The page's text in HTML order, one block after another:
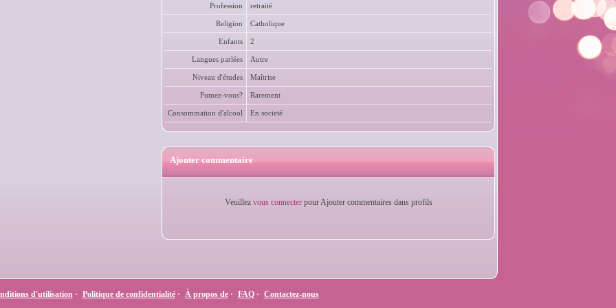
Profession retraité
Religion Catholique
Enfants 2
Langues parlées Autre
Niveau d'études Maîtrise
Fumez-vous? Rarement
Consommation d'alcool En societé
Ajouter commentaire
Veuillez vous connecterpour Ajouter commentaires dans profils
d'utilisation· Politique de confidentialité· À propos de· FAQ· Contactez-nous